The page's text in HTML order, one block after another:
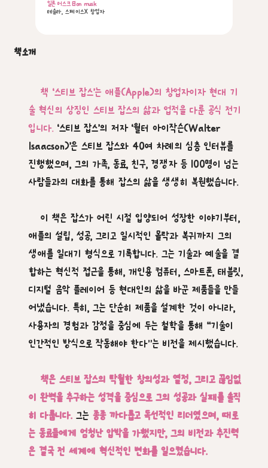
일론 머스크 Elon musk
테슬라, 스페이스X 창업자
책소개
책 ‘스티브 잡스’는 애플(Apple)의 창업자이자 현대 기
술 혁신의 상징인 스티브 잡스의 삶과 업적을 다룬 공식 전기
입니다. ‘스티브 잡스’의 저자 ‘월터 아이작슨(Walter
Isaacson)’은 스티브 잡스와 40여 차례의 심층 인터뷰를
진행했으며, 그의 가족, 동료, 친구, 경쟁자 등 100명이 넘는
사람들과의 대화를 통해 잡스의 삶을 생생히 복원했습니다.
이 책은 잡스가 어린 시절 입양되어 성장한 이야기부터,
애플의 설립, 성공, 그리고 일시적인 몰락과 복귀까지 그의
생애를 일대기 형식으로 기록합니다. 그는 기술과 예술을 결
합하는 혁신적 접근을 통해, 개인용 컴퓨터, 스마트폰, 태블릿,
디지털 음악 플레이어 등 현대인의 삶을 바꾼 제품들을 만들
어냈습니다. 특히, 그는 단순히 제품을 설계한 것이 아니라,
사용자의 경험과 감정을 중심에 두는 철학을 통해 “기술이
인간적인 방식으로 작동해야 한다”는 비전을 제시했습니다.
책은 스티브 잡스의 탁월한 창의성과 열정, 그리고 끊임없
이 완벽을 추구하는 성격을 중심으로 그의 성공과 실패를 솔직
히 다룹니다. 그는 종종 까다롭고 독선적인 리더였으며, 때로
는 동료들에게 엄청난 압박을 가했지만, 그의 비전과 추진력
은 결국 전 세계에 혁신적인 변화를 일으켰습니다.